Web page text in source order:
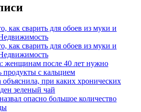
как сварить для обоев из муки и
как сварить для обоев из муки и
женщинам после 40 лет нужно
продукты с кальцием
при каких хронических
зеленый чай
опасно большое количество